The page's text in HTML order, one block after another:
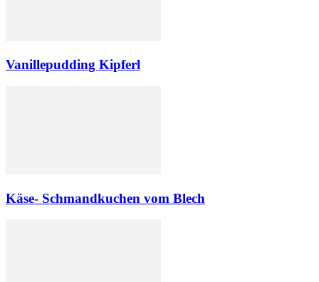
Vanillepudding Kipferl
Käse- Schmandkuchen vom Blech